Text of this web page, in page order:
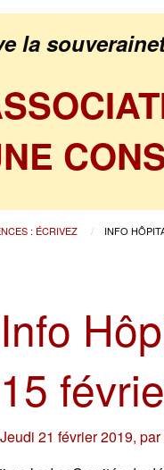
la
: ÉCRIVEZ INFO
Info
15
Jeudi 21 février 2019,par